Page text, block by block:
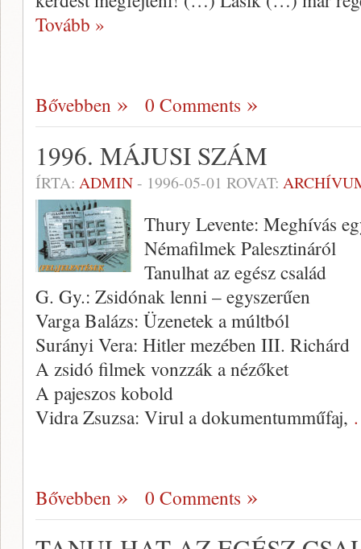
Tovább »
Bővebben 0 Comments
1996. MÁJUSI SZÁM
ÍRTA: ADMIN- 1996-05-01 ROVAT:
Thury Levente: Meghívás
Némafilmek Palesztináról
Tanulhat az egész család
G. Gy.: Zsidónak lenni – egyszerűen
Varga Balázs: Üzenetek a múltból
Surányi Vera: Hitler mezében III. Richárd
A zsidó filmek vonzzák a nézőket
A pajeszos kobold
Vidra Zsuzsa: Virul a dokumentum­műfaj,
Bővebben 0 Comments